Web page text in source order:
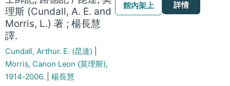
理斯 (Cundall, A. E. and
Morris, L.) 著 ; 楊長慧
譯.
Cundall, Arthur. E. (昆達)
Morris, Canon Leon (莫理斯),
1914-2006.
楊長慧
館內架上 詳情